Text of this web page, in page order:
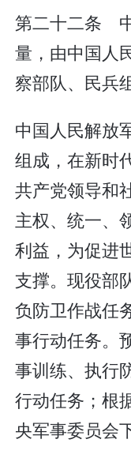
第二十二条
量，由中国人
察部队、民兵
中国人民解放
组成，在新时
共产党领导和
主权、统一、
利益，为促进
支撑。现役部
负防卫作战任
事行动任务。
事训练、执行
行动任务；根
央军事委员会